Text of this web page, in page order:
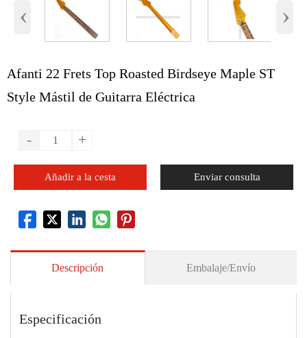
‹ ›
Afanti 22 Frets Top Roasted Birdseye Maple ST
Style Mástil de Guitarra Eléctrica
- +
Añadir a la cesta Enviar consulta
Descripción Embalaje/Envío
Especificación